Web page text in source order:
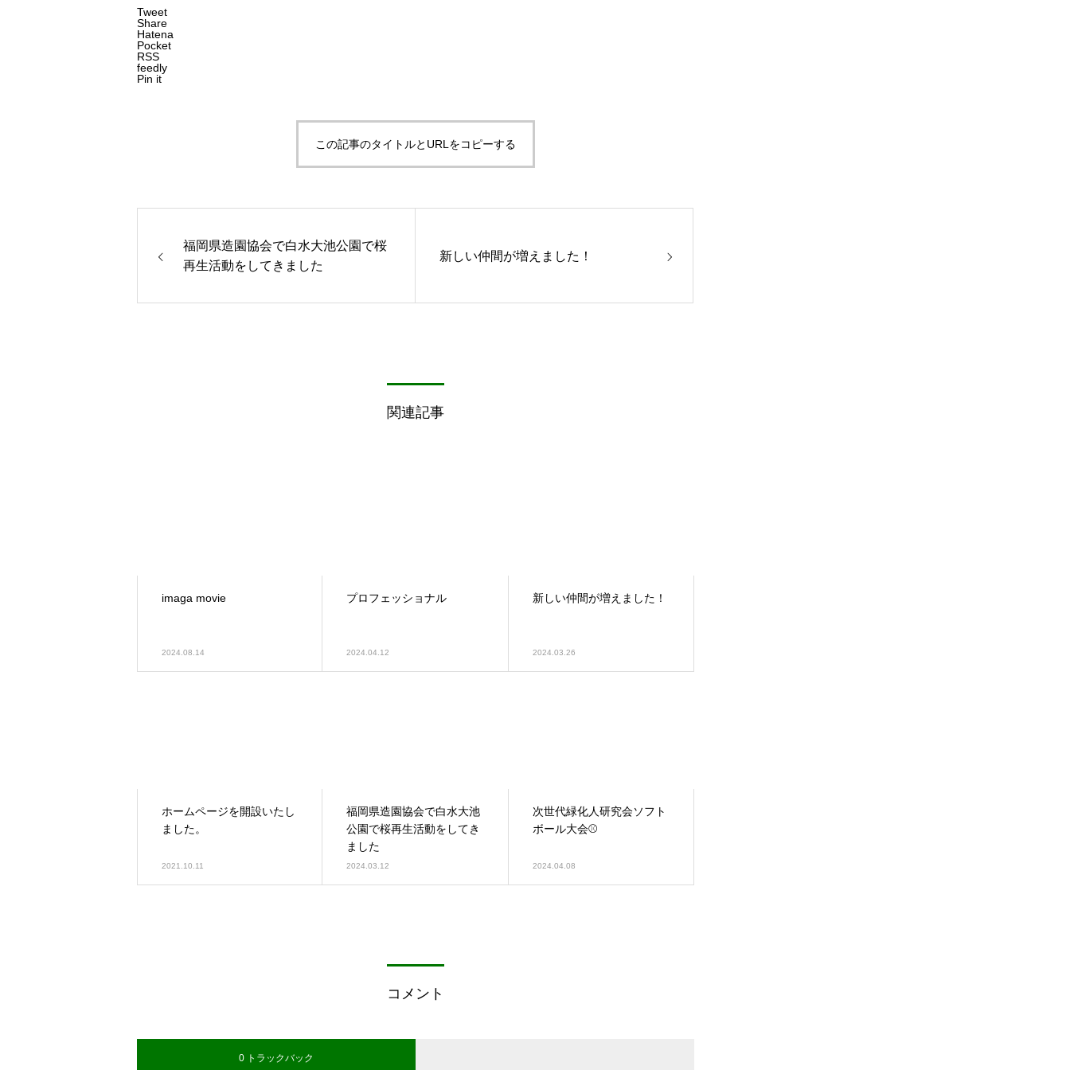
お知らせ
福岡県造園協会で白水大池公園で桜再生活動をしてきました
Tweet
Share
Hatena
Pocket
RSS
feedly
Pin it
この記事のタイトルとURLをコピーする
福岡県造園協会で白水大池公園で桜
再生活動をしてきました
新しい仲間が増えました！
関連記事
imaga movie
2024.08.14
プロフェッショナル
2024.04.12
新しい仲間が増えました！
2024.03.26
ホームページを開設いたし
ました。
2021.10.11
福岡県造園協会で白水大池
公園で桜再生活動をしてき
ました
2024.03.12
次世代緑化人研究会ソフト
ボール大会⚾
2024.04.08
コメント
0 トラックバック